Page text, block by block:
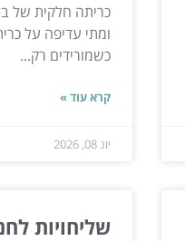
כריתה חלקית של
ומתי עדיפה על
כשמורידים רק...
קרא עוד »
יונ 08, 2026
שליחויות